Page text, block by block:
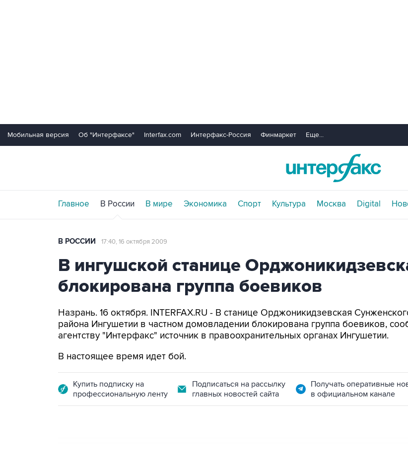
Мобильная версия Об "Интерфаксе" Interfax.com Интерфакс-Россия Финмаркет Еще...
Главное В России В мире Экономика Спорт Культура Москва Digital
В РОССИИ 17:40, 16 октября 2009
В ингушской станице
блокирована группа боевиков
Назрань. 16 октября. INTERFAX.RU - В станице Орджоникидзевская
района Ингушетии в частном домовладении блокирована группа боевиков,
агентству "Интерфакс" источник в правоохранительных органах Ингушетии.
В настоящее время идет бой.
Купить подписку на
профессиональную ленту
Подписаться на рассылку
главных новостей сайта
Получать оперативные
в официальном канале